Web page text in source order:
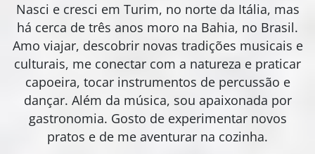
Nasci e cresci em Turim, no norte da Itália, mas
há cerca de três anos moro na Bahia, no Brasil.
Amo viajar, descobrir novas tradições musicais e
culturais, me conectar com a natureza e praticar
capoeira, tocar instrumentos de percussão e
dançar. Além da música, sou apaixonada por
gastronomia. Gosto de experimentar novos
pratos e de me aventurar na cozinha.